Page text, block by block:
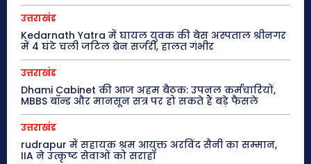
उत्तराखंड
Kedarnath Yatra में घायल युवक की बेस अस्पताल श्रीनगर
में 4 घंटे चली जटिल ब्रेन सर्जरी, हालत गंभीर
उत्तराखंड
Dhami Cabinet की आज अहम बैठक: उपनल कर्मचारियों,
MBBS बॉन्ड और मानसून सत्र पर हो सकते हैं बड़े फैसले
उत्तराखंड
rudrapur में सहायक श्रम आयुक्त अरविंद सैनी का सम्मान,
IIA ने उत्कृष्ट सेवाओं को सराहा